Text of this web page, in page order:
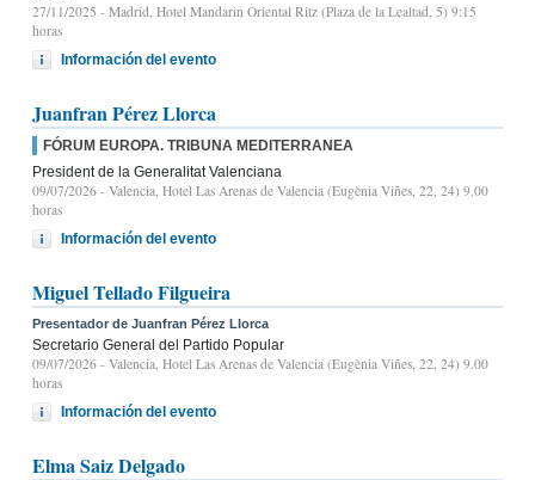
27/11/2025 - Madrid, Hotel Mandarin Oriental Ritz (Plaza de la Lealtad, 5) 9:15
horas
Información del evento
Juanfran Pérez Llorca
FÓRUM EUROPA. TRIBUNA MEDITERRANEA
President de la Generalitat Valenciana
09/07/2026 - Valencia, Hotel Las Arenas de Valencia (Eugènia Viñes, 22, 24) 9.00
horas
Información del evento
Miguel Tellado Filgueira
Presentador de Juanfran Pérez Llorca
Secretario General del Partido Popular
09/07/2026 - Valencia, Hotel Las Arenas de Valencia (Eugènia Viñes, 22, 24) 9.00
horas
Información del evento
Elma Saiz Delgado